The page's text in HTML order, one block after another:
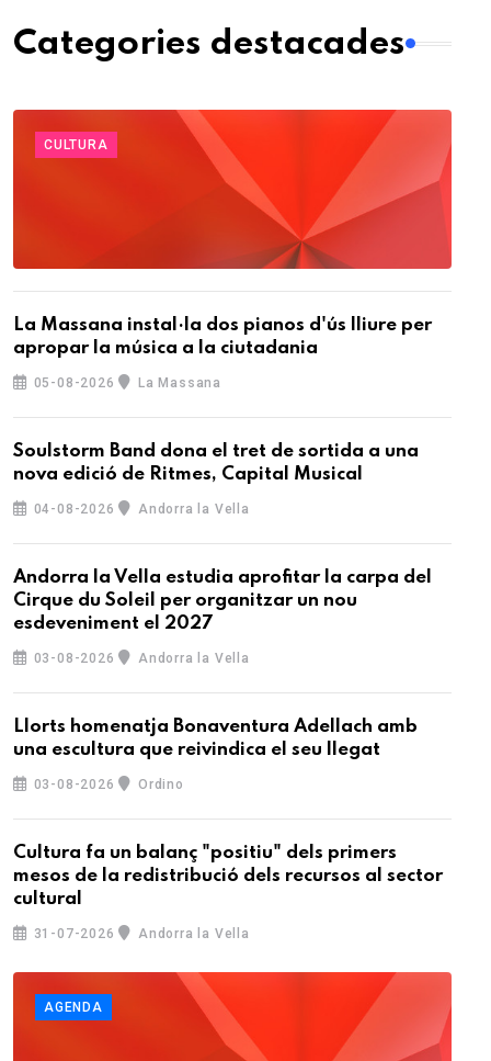
Categories destacades
CULTURA
La Massana instal·la dos pianos d'ús lliure per
apropar la música a la ciutadania
05-08-2026 La Massana
Soulstorm Band dona el tret de sortida a una
nova edició de Ritmes, Capital Musical
04-08-2026 Andorra la Vella
Andorra la Vella estudia aprofitar la carpa del
Cirque du Soleil per organitzar un nou
esdeveniment el 2027
03-08-2026 Andorra la Vella
Llorts homenatja Bonaventura Adellach amb
una escultura que reivindica el seu llegat
03-08-2026 Ordino
Cultura fa un balanç "positiu" dels primers
mesos de la redistribució dels recursos al sector
cultural
31-07-2026 Andorra la Vella
AGENDA